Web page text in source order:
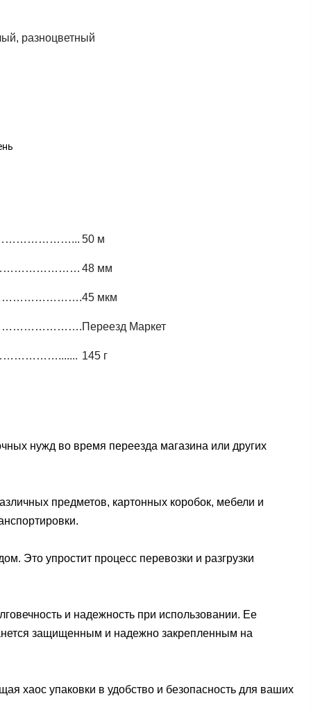
разноцветный
50 м
48 мм
45 мкм
Переезд Маркет
145 г
нужд во время переезда магазина или других
предметов, картонных коробок, мебели и
Это упростит процесс перевозки и разгрузки
и надежность при использовании. Ее
защищенным и надежно закрепленным на
хаос упаковки в удобство и безопасность для ваших